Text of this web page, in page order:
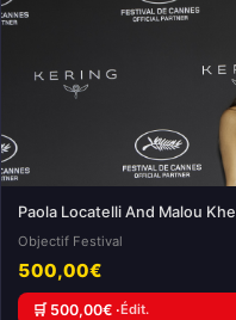
Objectif Festival
500,00€
🛒 500,00€ ·Édit.